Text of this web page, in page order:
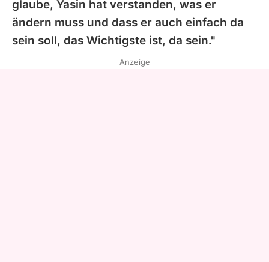
glaube, Yasin hat verstanden, was er
ändern muss und dass er auch einfach da
sein soll, das Wichtigste ist, da sein."
Anzeige